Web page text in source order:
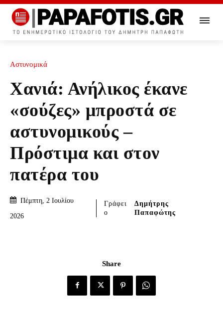
Αστυνομικά
Χανιά: Ανήλικος έκανε
«σούζες» μπροστά σε
αστυνομικούς –
Πρόστιμα και στον
πατέρα του
Πέμπτη, 2 Ιουλίου
2026
Γράφει
ο
Δημήτρης
Παπαφώτης
Share